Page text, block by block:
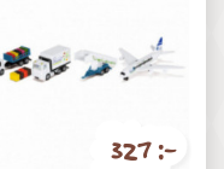
327 :-